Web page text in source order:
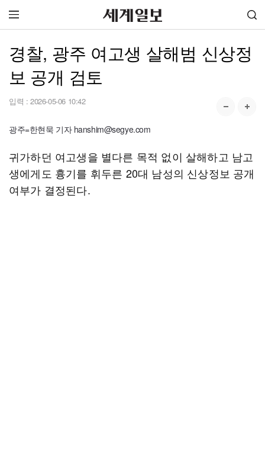
경찰, 광주 여고생 살해범 신상정
보 공개 검토
입력 : 2026-05-06 10:42
광주=한현묵 기자 hanshim@segye.com
귀가하던 여고생을 별다른 목적 없이 살해하고 남고
생에게도 흉기를 휘두른 20대 남성의 신상정보 공개
여부가 결정된다.